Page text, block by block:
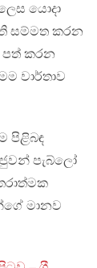
යොදා
සම්මත කරන
පත් කරන
වාර්තාව
පිළිබඳ
පැබ්ලෝ
මානව